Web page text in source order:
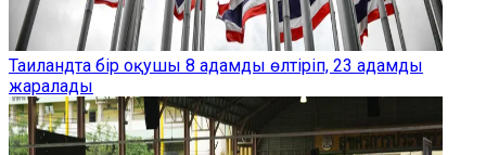
Таиландта бір оқушы 8 адамды өлтіріп, 23 адамды
жаралады